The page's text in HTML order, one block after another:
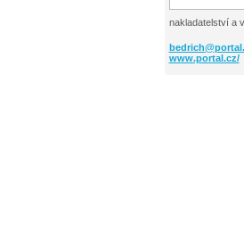
nakladatelství a
bedrich@
www.portal.cz/